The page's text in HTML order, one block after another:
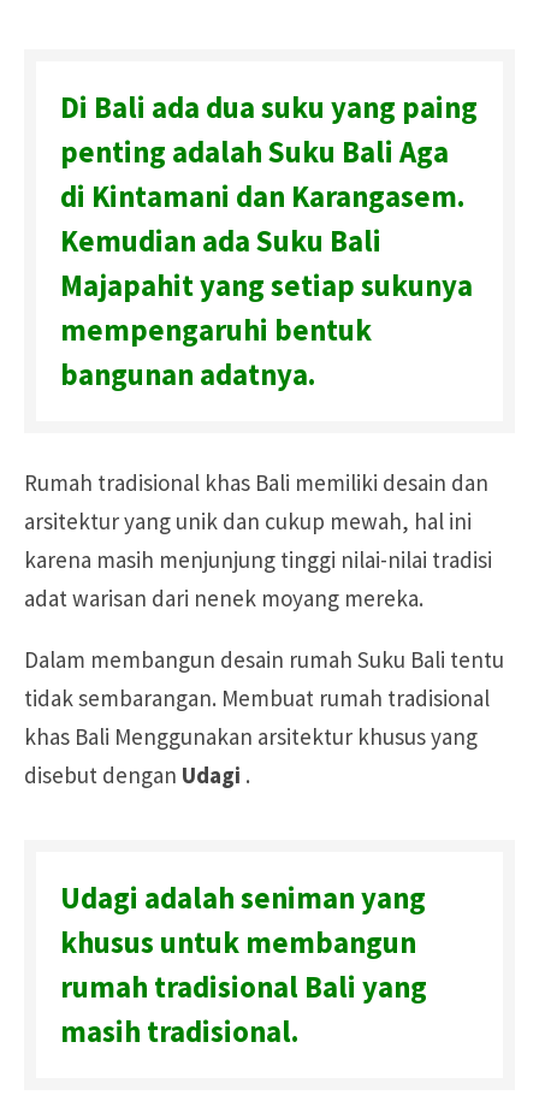
Di Bali ada dua suku yang paing
penting adalah Suku Bali Aga
di Kintamani dan Karangasem.
Kemudian ada Suku Bali
Majapahit yang setiap sukunya
mempengaruhi bentuk
bangunan adatnya.
Rumah tradisional khas Bali memiliki desain dan
arsitektur yang unik dan cukup mewah, hal ini
karena masih menjunjung tinggi nilai-nilai tradisi
adat warisan dari nenek moyang mereka.
Dalam membangun desain rumah Suku Bali tentu
tidak sembarangan. Membuat rumah tradisional
khas Bali Menggunakan arsitektur khusus yang
disebut dengan Udagi .
Udagi adalah seniman yang
khusus untuk membangun
rumah tradisional Bali yang
masih tradisional.